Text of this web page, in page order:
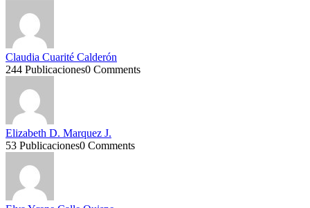
Claudia Cuarité Calderón
244 Publicaciones0 Comments
Elizabeth D. Marquez J.
53 Publicaciones0 Comments